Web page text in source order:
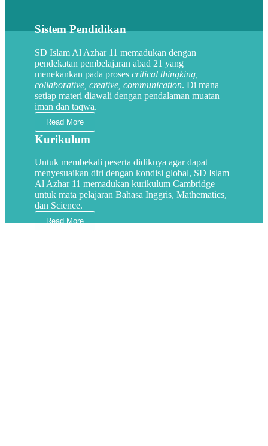
Sistem Pendidikan
SD Islam Al Azhar 11 memadukan dengan
pendekatan pembelajaran abad 21 yang
menekankan pada proses critical thingking,
collaborative, creative, communication. Di mana
setiap materi diawali dengan pendalaman muatan
iman dan taqwa.
Read More
Kurikulum
Untuk membekali peserta didiknya agar dapat
menyesuaikan diri dengan kondisi global, SD Islam
Al Azhar 11 memadukan kurikulum Cambridge
untuk mata pelajaran Bahasa Inggris, Mathematics,
dan Science.
Read More